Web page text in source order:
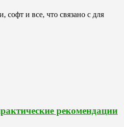
и все, что связано с для
рекомендации